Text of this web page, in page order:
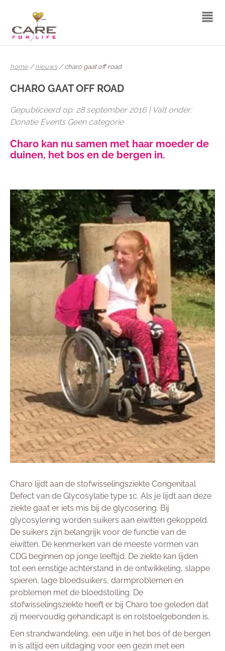
home /nieuws/ charo gaat off road
CHARO GAAT OFF ROAD
Gepubliceerd op: 28 september 2016 | Valt onder:
Donatie Events Geen categorie
Charo kan nu samen met haar moeder de
duinen, het bos en de bergen in.
Charo lijdt aan de stofwisselingsziekte Congenitaal
Defect van de Glycosylatie type 1c. Als je lijdt aan deze
ziekte gaat er iets mis bij de glycosering. Bij
glycosylering worden suikers aan eiwitten gekoppeld.
De suikers zijn belangrijk voor de functie van de
eiwitten. De kenmerken van de meeste vormen van
CDG beginnen op jonge leeftijd. De ziekte kan lijden
tot een ernstige achterstand in de ontwikkeling, slappe
spieren, lage bloedsuikers, darmproblemen en
problemen met de bloedstolling. De
stofwisselingsziekte heeft er bij Charo toe geleden dat
zij meervoudig gehandicapt is en rolstoelgebonden is.
Een strandwandeling, een uitje in het bos of de bergen
in is altijd een uitdaging voor een gezin met een